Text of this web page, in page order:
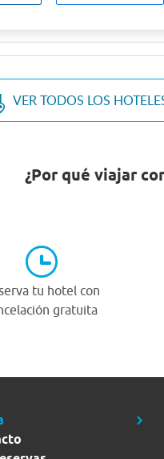
VER TODOS LOS
¿Por qué viajar
tu hotel con
gratuita